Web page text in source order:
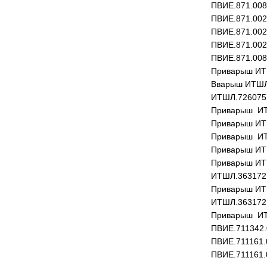
Приварыш
Вварыш
Приварыш
Приварыш
Приварыш
Приварыш
Приварыш
Приварыш
Приварыш